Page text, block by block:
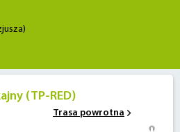
(TP-RED)
Trasa powrotna